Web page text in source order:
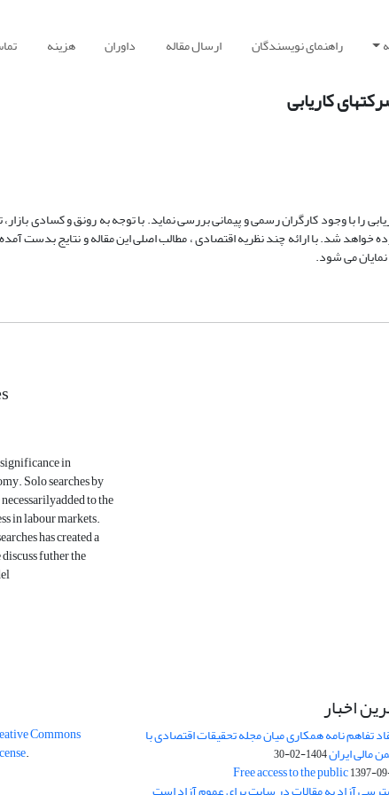
راهنمای نویسندگان ارسال مقاله داوران هزینه
کاریابی
را با وجود کارگران رسمی و پیمانی بررسی نماید. با توجه به رونق و کسادی
خواهد شد. با ارائه چند نظریه اقتصادی ، مطالب اصلی این مقاله و نتایج بدست
نمایان می شود.
in
Solo searches by
to the
in labour markets.
has created a
futher the
اخبار
تفاهم نامه همکاری میان مجله تحقیقات اقتصادی با
مالی ایران1404-02-30
Free access to the public1397-
Commons
.